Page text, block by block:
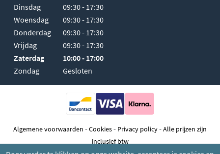
Dinsdag
09:30 - 17:30
Woensdag
09:30 - 17:30
Donderdag
09:30 - 17:30
Vrijdag
09:30 - 17:30
Zaterdag
10:00 - 17:00
Zondag
Gesloten
Algemene voorwaarden -Cookies- Privacy policy-Alle prijzen zijn
inclusief btw